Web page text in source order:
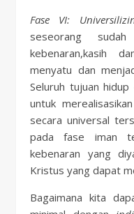
Fase VI:
seseorang sudah
kebenaran,kasih
menyatu dan
Seluruh tujuan
untuk
secara universal
pada fase iman
kebenaran yang
Kristus yang dapat
Bagaimana kita